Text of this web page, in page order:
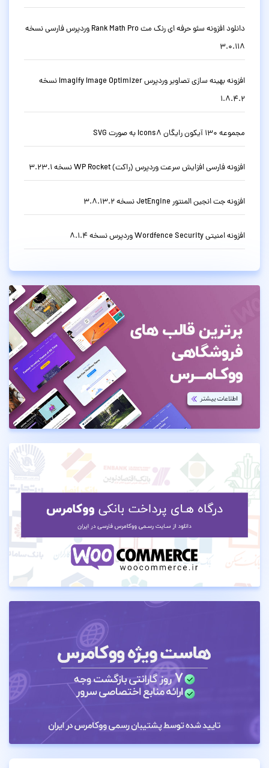
دانلود افزونه سئو حرفه ای رنک مث Rank Math Pro وردپرس فارسی نسخه
3.0.118
افزونه بهینه سازی تصاویر وردپرس Imagify Image Optimizer نسخه
1.8.4.2
مجموعه 130 آیکون رایگان Icons8 به صورت SVG
افزونه فارسی افزایش سرعت وردپرس (راکت) WP Rocket نسخه 3.23.1
افزونه جت انجین المنتور JetEngine نسخه 3.8.13.2
افزونه امنیتی Wordfence Security وردپرس نسخه 8.1.4